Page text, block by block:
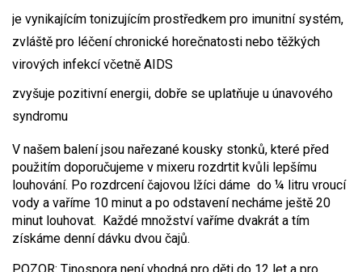
je vynikajícím tonizujícím prostředkem pro imunitní systém,
zvláště pro léčení chronické horečnatosti nebo těžkých
virových infekcí včetně AIDS
zvyšuje pozitivní energii, dobře se uplatňuje u únavového
syndromu
V našem balení jsou nařezané kousky stonků, které před
použitím doporučujeme v mixeru rozdrtit kvůli lepšímu
louhování. Po rozdrcení čajovou lžíci dáme do ¼ litru vroucí
vody a vaříme 10 minut a po odstavení necháme ještě 20
minut louhovat. Každé množství vaříme dvakrát a tím
získáme denní dávku dvou čajů.